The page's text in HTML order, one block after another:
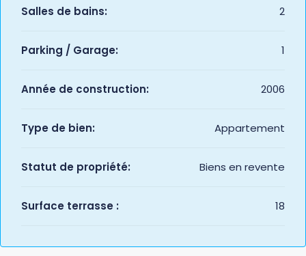
Salles de bains: 2
Parking / Garage: 1
Année de construction: 2006
Type de bien: Appartement
Statut de propriété: Biens en revente
Surface terrasse : 18